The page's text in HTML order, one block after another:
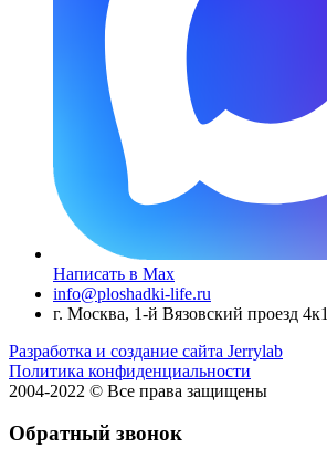
Написать в Max
info@ploshadki-life.ru
г. Москва, 1-й Вязовский проезд 4к1
Разработка и создание сайта Jerrylab
Политика конфиденциальности
2004-2022 © Все права защищены
Обратный звонок